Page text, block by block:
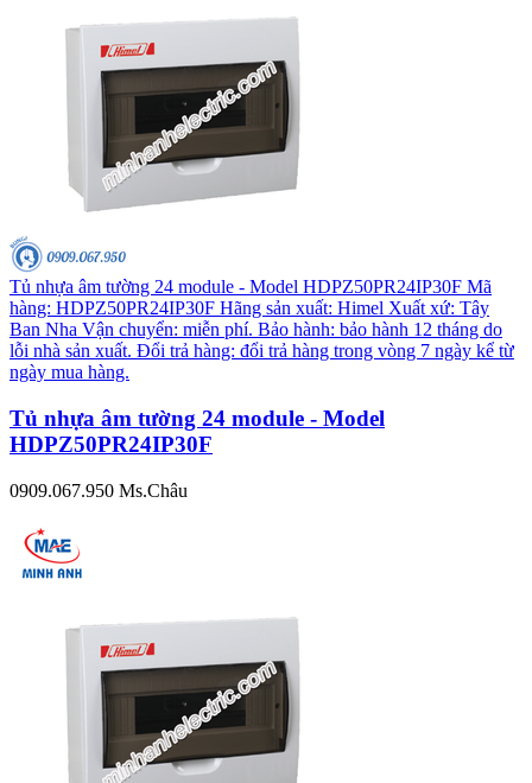
Tủ nhựa âm tường 24 module - Model HDPZ50PR24IP30F Mã
hàng: HDPZ50PR24IP30F Hãng sản xuất: Himel Xuất xứ: Tây
Ban Nha Vận chuyển: miễn phí. Bảo hành: bảo hành 12 tháng do
lỗi nhà sản xuất. Đổi trả hàng: đổi trả hàng trong vòng 7 ngày kể từ
ngày mua hàng.
Tủ nhựa âm tường 24 module - Model
HDPZ50PR24IP30F
0909.067.950 Ms.Châu